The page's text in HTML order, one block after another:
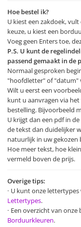
Hoe bestel ik?
U kiest een zakdoek,
keuze, u kiest een
Voeg geen Enters toe,
P.S. U kunt de
passend gemaakt in de
Normaal gesproken
"hoofdletter" of "datum"
Wilt u eerst een
kunt u aanvragen via
bestelling. Bijvoorbeeld
U krijgt dan een pdf in
de tekst dan duidelijker
natuurlijk in uw
Hoe meer tekst, hoe
vermeld boven de prijs.
Overige tips:
U kunt onze
Lettertypes.
Een overzicht van
Borduurkleuren.